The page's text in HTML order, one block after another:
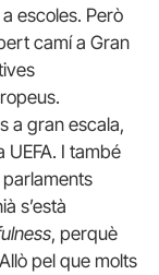
escoles. Però
camí a Gran
a gran escala,
I també
parlaments
s’està
, perquè
pel que molts